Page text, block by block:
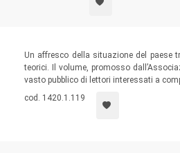
Un affresco della situazione del paese
teorici. Il volume, promosso
vasto pubblico di lettori interessati a
cod. 1420.1.119